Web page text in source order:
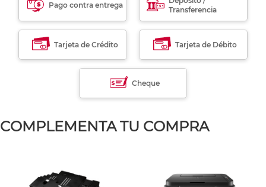
Pago contra entrega
Transferencia
Tarjeta de Crédito Tarjeta de Débito
Cheque
COMPLEMENTA TU COMPRA